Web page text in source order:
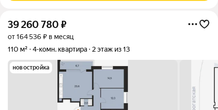
39 260 780 ₽
от 164 536 ₽ в месяц
110 м²
4-комн. квартира 2 этаж из 13
новостройка